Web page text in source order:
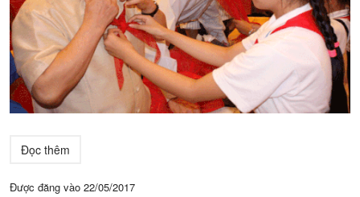
Đọc thêm
Được đăng vào 22/05/2017